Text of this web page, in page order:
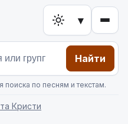
▾
Найти
поиска по песням и текстам.
Кристи